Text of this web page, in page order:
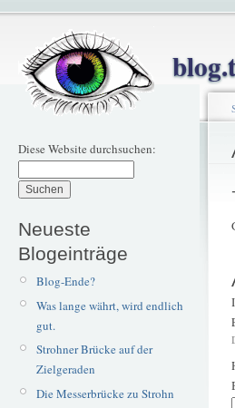
Diese Website durchsuchen:
Neueste
Blogeinträge
Blog-Ende?
Was lange währt, wird endlich
gut.
Strohner Brücke auf der
Zielgeraden
Die Messerbrücke zu Strohn